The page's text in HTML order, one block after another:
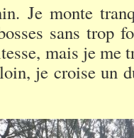
Je monte
sans trop
mais je me
je croise un